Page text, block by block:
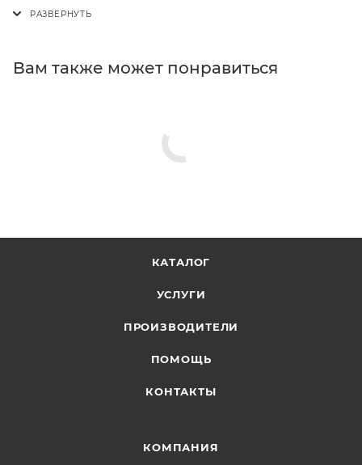
Вам также может понравиться
КАТАЛОГ
УСЛУГИ
ПРОИЗВОДИТЕЛИ
ПОМОЩЬ
КОНТАКТЫ
КОМПАНИЯ